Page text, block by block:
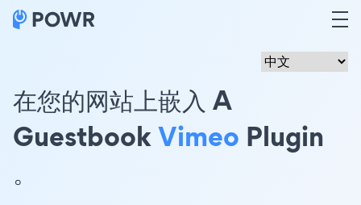
在您的网站上嵌入 A
GuestbookVimeo Plugin
。